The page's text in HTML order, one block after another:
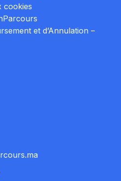
cookies
et d’Annulation –